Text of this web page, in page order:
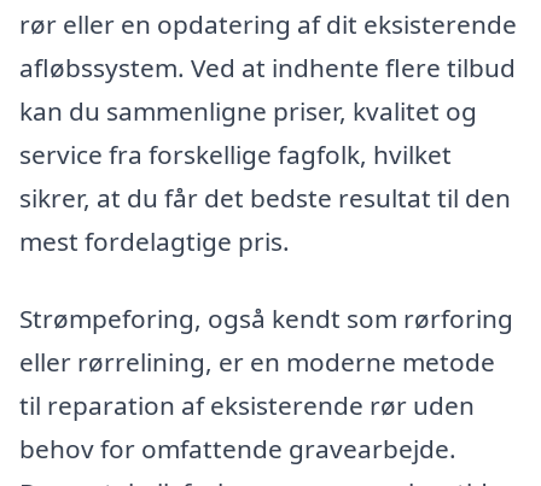
rør eller en opdatering af dit eksisterende
afløbssystem. Ved at indhente flere tilbud
kan du sammenligne priser, kvalitet og
service fra forskellige fagfolk, hvilket
sikrer, at du får det bedste resultat til den
mest fordelagtige pris.
Strømpeforing, også kendt som rørforing
eller rørrelining, er en moderne metode
til reparation af eksisterende rør uden
behov for omfattende gravearbejde.